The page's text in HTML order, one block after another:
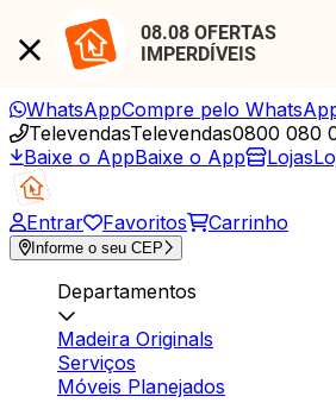
08.08 OFERTAS
IMPERDÍVEIS
WhatsAppCompre pelo
TelevendasTelevendas0800 080
Baixe o AppBaixe o App Lojas
Entrar Favoritos Carrinho
Informe o seu CEP
Departamentos
Madeira Originals
Serviços
Móveis Planejados